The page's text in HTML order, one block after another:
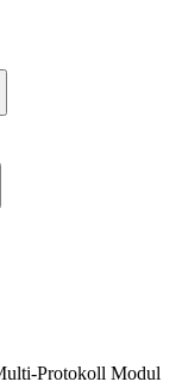
Protokoll Modul